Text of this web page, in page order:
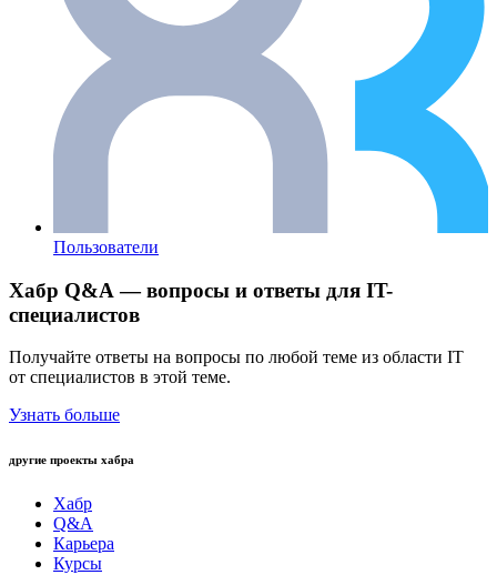
Пользователи
Хабр Q&A — вопросы и ответы для IT-
специалистов
Получайте ответы на вопросы по любой теме из области IT
от специалистов в этой теме.
Узнать больше
другие проекты хабра
Хабр
Q&A
Карьера
Курсы